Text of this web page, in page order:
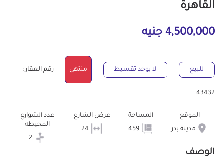
القاهرة
4,500,000 جنيه
للبيع لا يوجد تقسيط منتهي رقم العقار :
43432
الموقع
مدينة بدر
المساحة
عرض الشارع
24
عدد الشوارع
المحيطه
الوصف